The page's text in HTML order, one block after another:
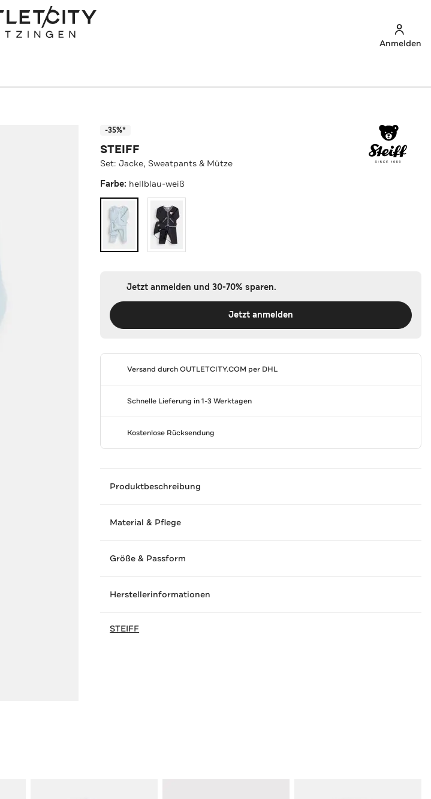
Anmelden
-35%*
STEIFF
Set: Jacke, Sweatpants & Mütze
Farbe: hellblau-weiß
Jetzt anmelden und 30-70% sparen.
Jetzt anmelden
Versand durchOUTLETCITY.COM per DHL
Schnelle Lieferung in 1-3 Werktagen
Kostenlose Rücksendung
Produktbeschreibung
Material & Pflege
Größe & Passform
Herstellerinformationen
STEIFF